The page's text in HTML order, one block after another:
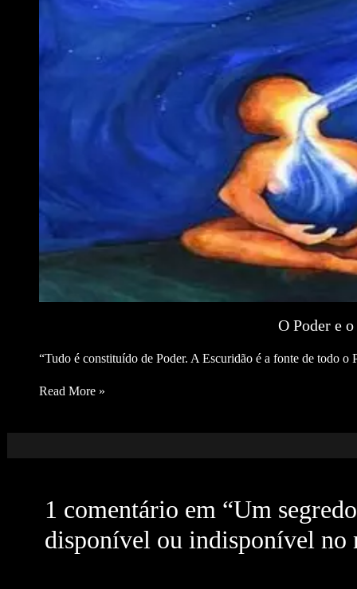
O Poder e
“Tudo é constituído de Poder. A Escuridão é a fonte de todo
Read More »
1 comentário em “Um
disponível ou indisponível no